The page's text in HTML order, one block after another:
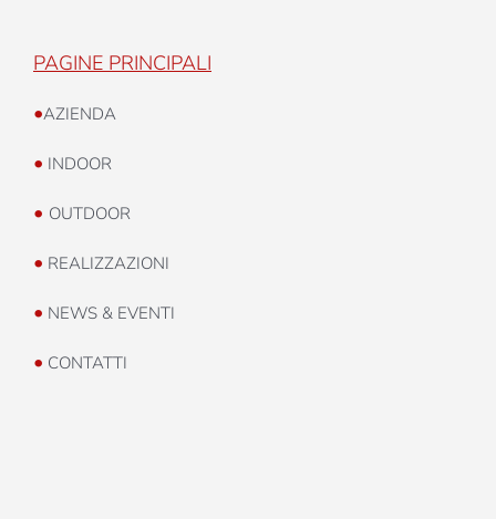
PAGINE PRINCIPALI
•AZIENDA
• INDOOR
• OUTDOOR
• REALIZZAZIONI
• NEWS & EVENTI
• CONTATTI